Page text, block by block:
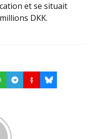
et se situait
DKK.